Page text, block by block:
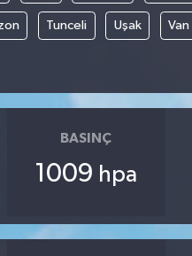
Tunceli Uşak Van
BASINÇ
1009 hpa